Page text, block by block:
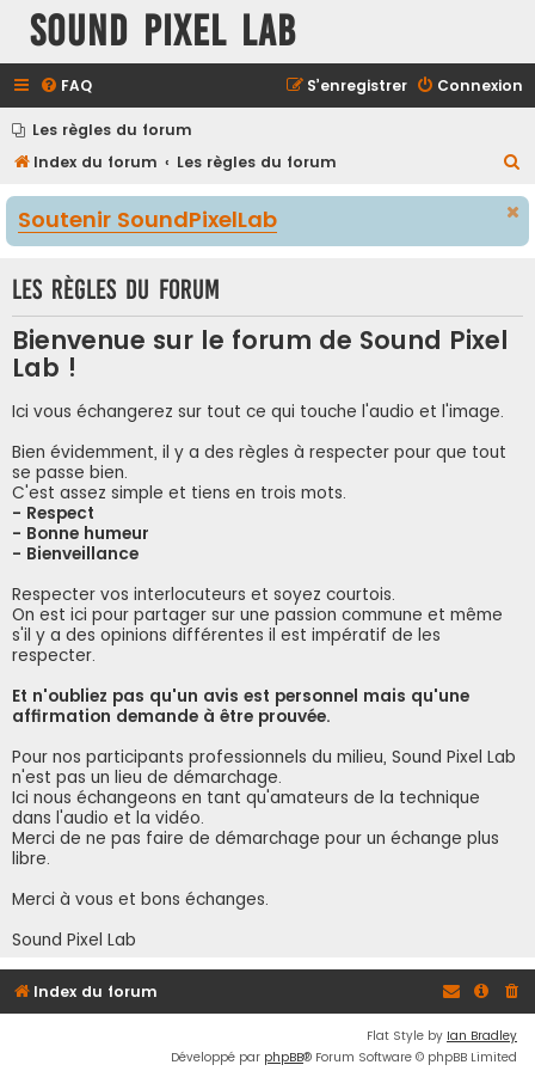
Sound Pixel Lab
FAQ Connexion
S’enregistrer
Les règles du forum
Index du forum
Les règles du forum
e
r
Soutenir SoundPixelLab
Les règles du forum
Bienvenue sur le forum de Sound Pixel
Lab !
Ici vous échangerez sur tout ce qui touche l'audio et l'image.
Bien évidemment, il y a des règles à respecter pour que tout
se passe bien.
C'est assez simple et tiens en trois mots.
- Respect
- Bonne humeur
- Bienveillance
Respecter vos interlocuteurs et soyez courtois.
On est ici pour partager sur une passion commune et même
s'il y a des opinions différentes il est impératif de les
respecter.
Et n'oubliez pas qu'un avis est personnel mais qu'une
affirmation demande à être prouvée.
Pour nos participants professionnels du milieu, Sound Pixel Lab
n'est pas un lieu de démarchage.
Ici nous échangeons en tant qu'amateurs de la technique
dans l'audio et la vidéo.
Merci de ne pas faire de démarchage pour un échange plus
libre.
Merci à vous et bons échanges.
Sound Pixel Lab
Index du forum
Flat Style by Ian Bradley
Développé par phpBB® Forum Software © phpBB Limited